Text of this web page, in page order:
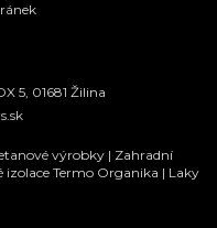
5, 01681 Žilina
výrobky | Zahradní
izolace Termo Organika | Laky